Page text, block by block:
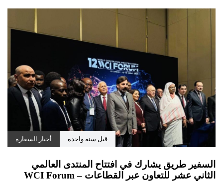
قبل سنة واحدة أخبار السفارة
السفير طريق يشارك في افتتاح المنتدى العالمي
الثاني عشر للتعاون عبر القطاعات – WCI Forum